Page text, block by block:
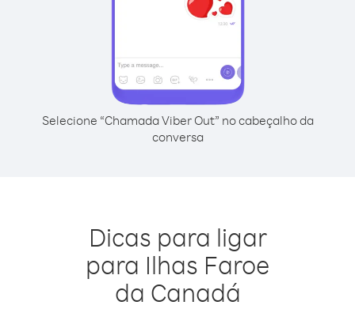
Selecione “Chamada Viber Out” no cabeçalho da
conversa
Dicas para ligar
para Ilhas Faroe
da Canadá